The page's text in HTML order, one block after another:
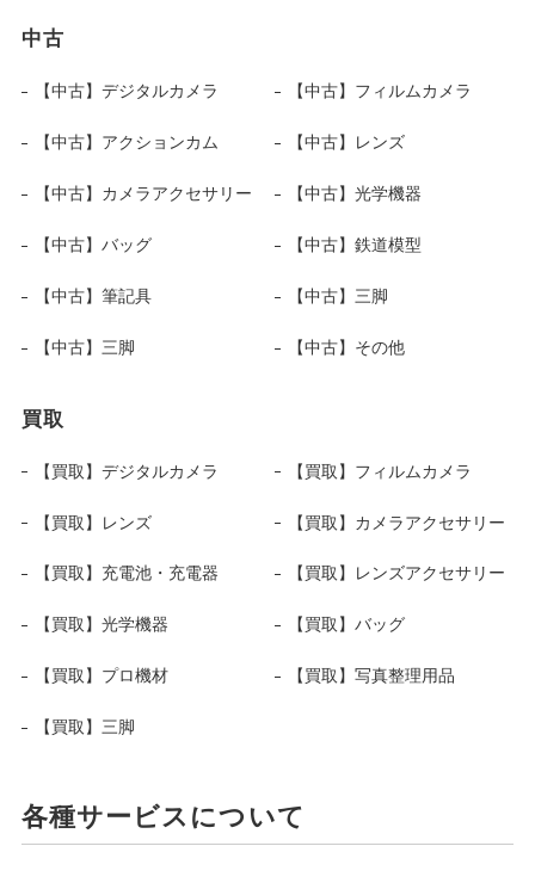
中古
【中古】デジタルカメラ 【中古】フィルムカメラ
【中古】アクションカム 【中古】レンズ
【中古】カメラアクセサリー 【中古】光学機器
【中古】バッグ 【中古】鉄道模型
【中古】筆記具 【中古】三脚
【中古】三脚 【中古】その他
買取
【買取】デジタルカメラ 【買取】フィルムカメラ
【買取】レンズ 【買取】カメラアクセサリー
【買取】充電池・充電器 【買取】レンズアクセサリー
【買取】光学機器 【買取】バッグ
【買取】プロ機材 【買取】写真整理用品
【買取】三脚
各種サービスについて